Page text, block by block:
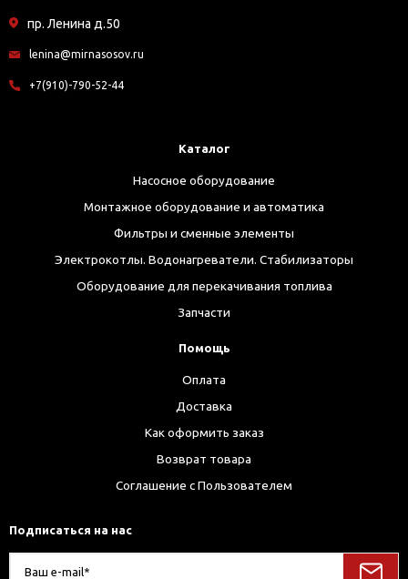
пр. Ленина д.50
lenina@mirnasosov.ru
+7(910)-790-52-44
Каталог
Насосное оборудование
Монтажное оборудование и автоматика
Фильтры и сменные элементы
Электрокотлы. Водонагреватели. Стабилизаторы
Оборудование для перекачивания топлива
Запчасти
Помощь
Оплата
Доставка
Как оформить заказ
Возврат товара
Соглашение с Пользователем
Подписаться на нас